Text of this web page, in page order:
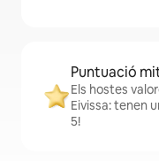
Puntuació
Els hostes
Eivissa: tenen
5!